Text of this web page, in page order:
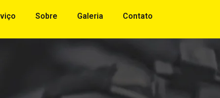
Sobre Galeria Contato